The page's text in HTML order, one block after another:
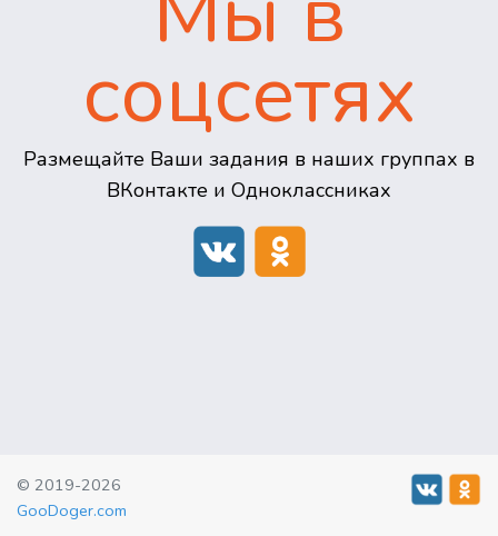
соцсетях
Размещайте Ваши задания в наших группах в
ВКонтакте и Одноклассниках
© 2019-2026
GooDoger.com